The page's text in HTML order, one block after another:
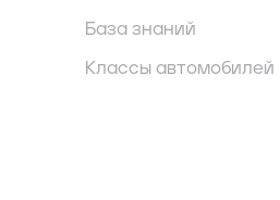
База знаний
Классы автомобилей